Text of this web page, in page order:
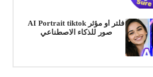
فلتر او مؤثر AI Portrait tiktok
صور للذكاء الاصطناعي